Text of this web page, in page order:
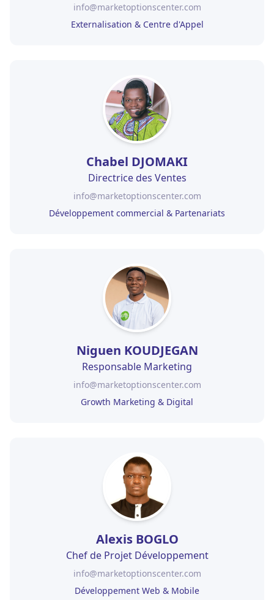
info@marketoptionscenter.com
Externalisation & Centre d'Appel
Chabel DJOMAKI
Directrice des Ventes
info@marketoptionscenter.com
Développement commercial & Partenariats
Niguen KOUDJEGAN
Responsable Marketing
info@marketoptionscenter.com
Growth Marketing & Digital
Alexis BOGLO
Chef de Projet Développement
info@marketoptionscenter.com
Développement Web & Mobile